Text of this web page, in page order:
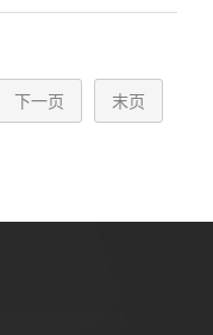
下一页 末页